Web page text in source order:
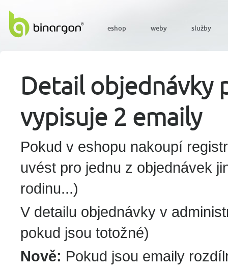
Detail objednávky
vypisuje 2 emaily
Pokud v eshopu nakoupí
uvést pro jednu z objednávek
rodinu...)
V detailu objednávky v
pokud jsou totožné)
Nově: Pokud jsou emaily
eshop weby služby